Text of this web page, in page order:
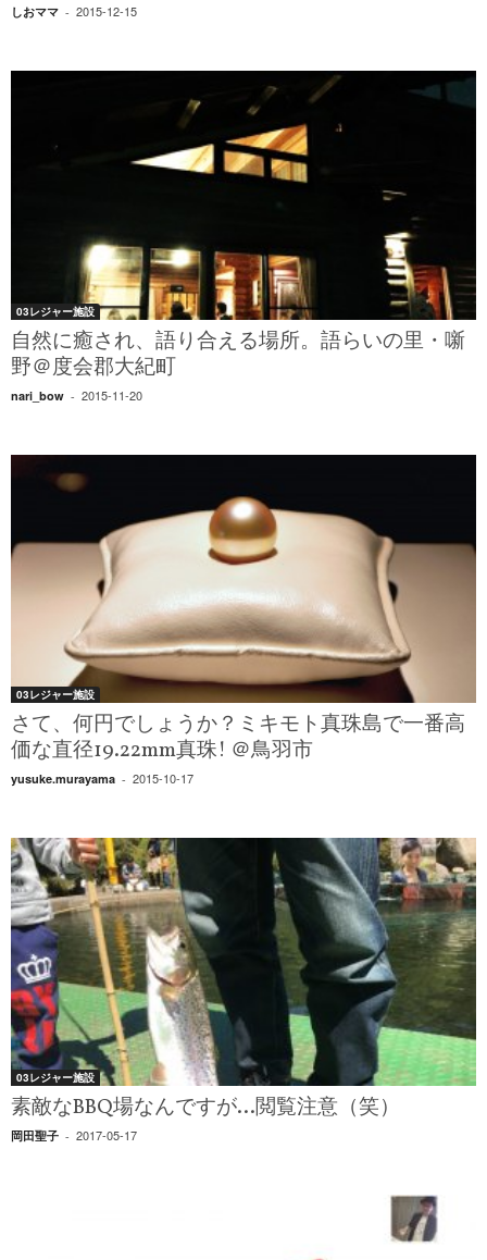
しおママ - 2015-12-15
03レジャー施設
自然に癒され、語り合える場所。語らいの里・噺
野＠度会郡大紀町
nari_bow - 2015-11-20
03レジャー施設
さて、何円でしょうか？ミキモト真珠島で一番高
価な直径19.22mm真珠! ＠鳥羽市
yusuke.murayama - 2015-10-17
03レジャー施設
素敵なBBQ場なんですが…閲覧注意（笑）
岡田聖子 - 2017-05-17